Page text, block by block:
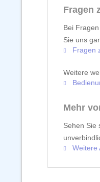
Fragen
Bei
Sie uns
Fragen
Weitere
Mehr
Sehen Sie
Weitere